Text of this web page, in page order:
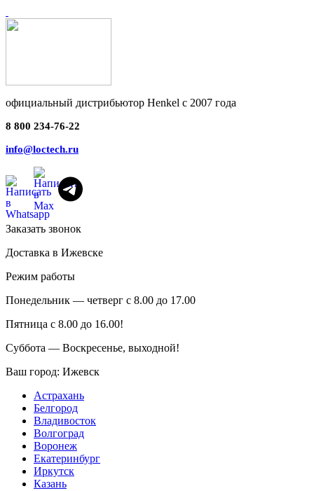
официальный дистрибьютор Henkel с 2007 года
8 800 234-76-22
info@loctech.ru
Заказать звонок
Доставка в Ижевске
Режим работы
Понедельник — четверг с 8.00 до 17.00
Пятница с 8.00 до 16.00!
Суббота — Воскресенье, выходной!
Ваш город: Ижевск
Астрахань
Белгород
Владивосток
Волгоград
Воронеж
Екатеринбург
Иркутск
Казань